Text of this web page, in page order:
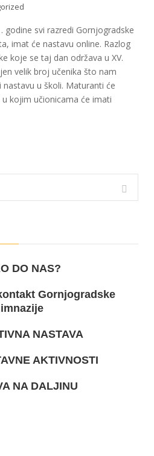
godine svi razredi Gornjogradske
imat će nastavu online. Razlog
koje se taj dan održava u XV.
velik broj učenika što nam
u školi. Maturanti će
kojim učionicama će imati
DO NAS?
Gornjogradske
NASTAVA
AKTIVNOSTI
NA DALJINU